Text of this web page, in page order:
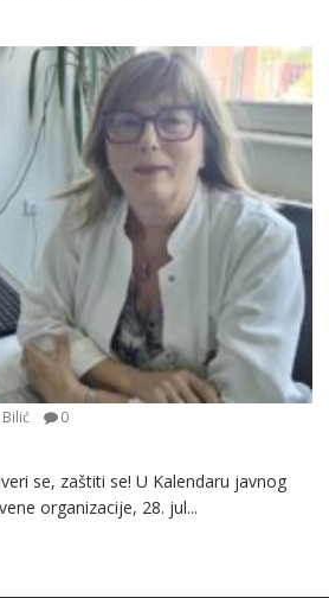
Bilić 0
se, zaštiti se! U Kalendaru javnog
organizacije, 28. jul...